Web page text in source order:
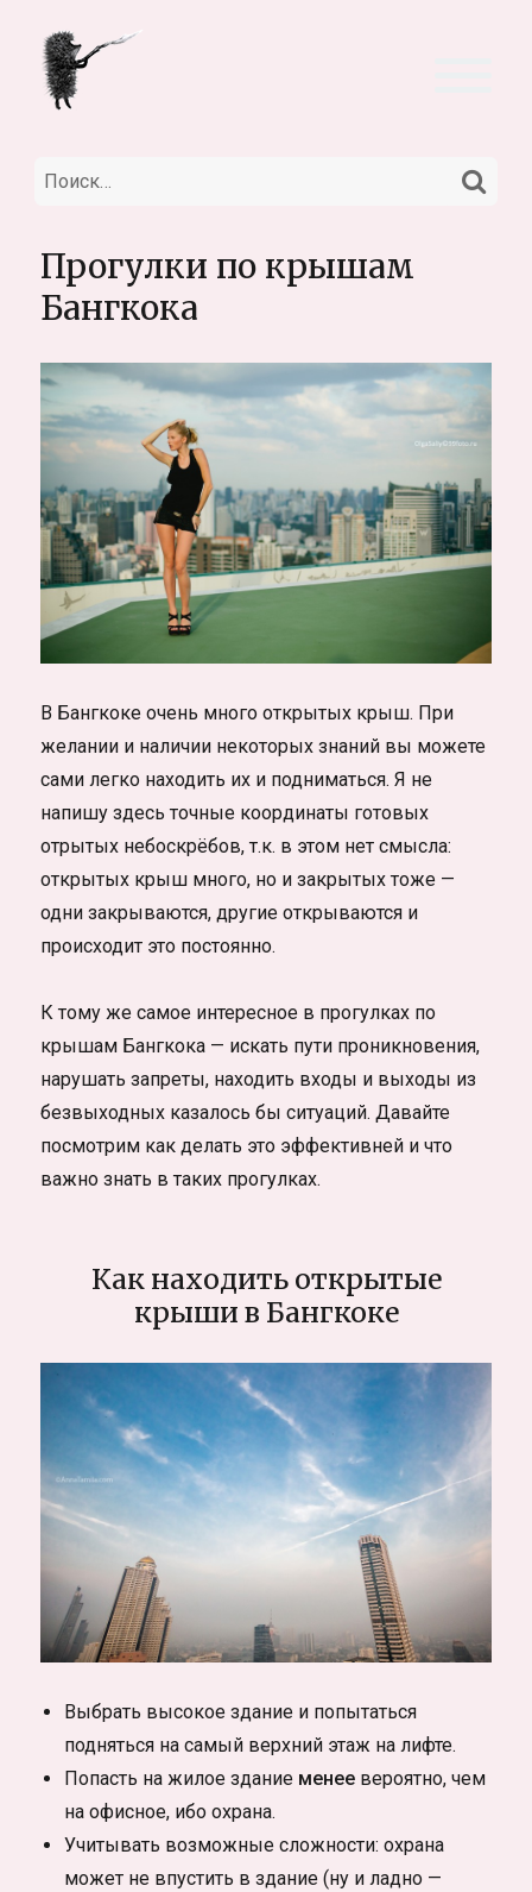
Искать:
Прогулки по крышам
Бангкока
В Бангкоке очень много открытых крыш. При
желании и наличии некоторых знаний вы можете
сами легко находить их и подниматься. Я не
напишу здесь точные координаты готовых
отрытых небоскрёбов, т.к. в этом нет смысла:
открытых крыш много, но и закрытых тоже —
одни закрываются, другие открываются и
происходит это постоянно.
К тому же самое интересное в прогулках по
крышам Бангкока — искать пути проникновения,
нарушать запреты, находить входы и выходы из
безвыходных казалось бы ситуаций. Давайте
посмотрим как делать это эффективней и что
важно знать в таких прогулках.
Как находить открытые
крыши в Бангкоке
Выбрать высокое здание и попытаться
подняться на самый верхний этаж на лифте.
Попасть на жилое здание менее вероятно, чем
на офисное, ибо охрана.
Учитывать возможные сложности: охрана
может не впустить в здание (ну и ладно —